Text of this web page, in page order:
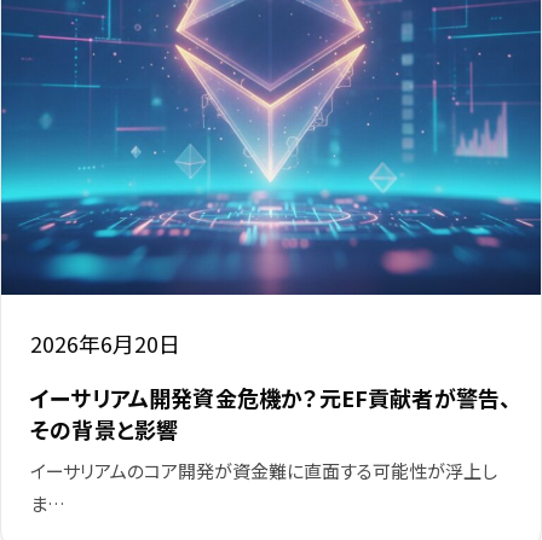
2026年6月20日
イーサリアム開発資金危機か？元EF貢献者が警告、
その背景と影響
イーサリアムのコア開発が資金難に直面する可能性が浮上し
ま…